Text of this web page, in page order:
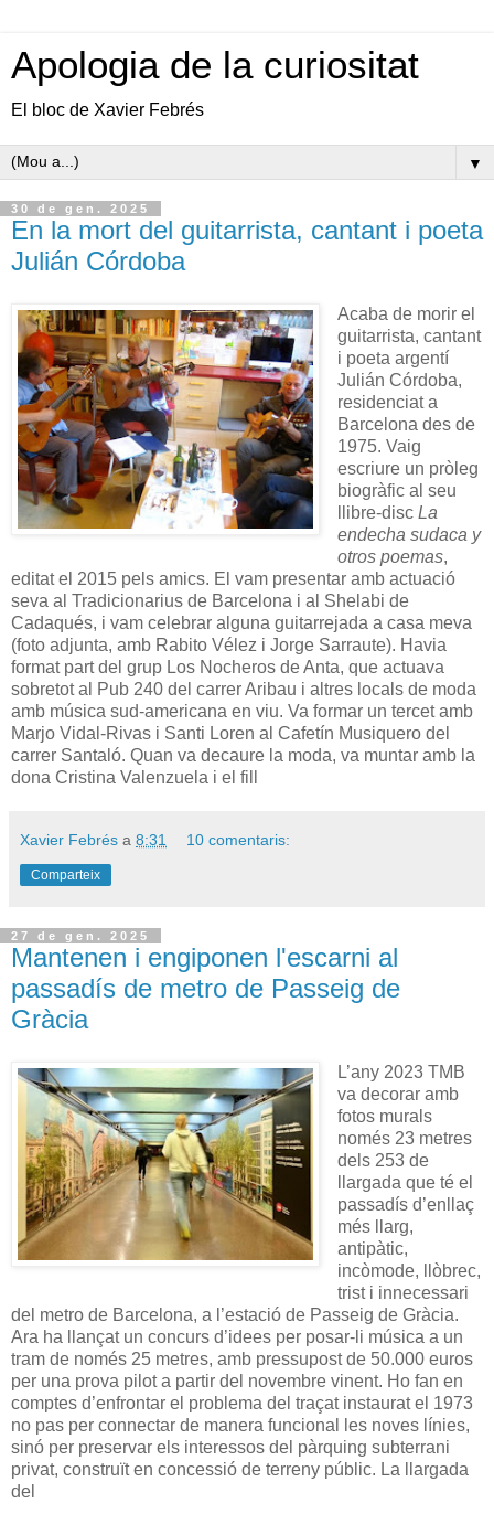
Apologia de la curiositat
El bloc de Xavier Febrés
▼
30 de gen. 2025
En la mort del guitarrista, cantant i poeta
Julián Córdoba
Acaba de morir el
guitarrista, cantant
i poeta argentí
Julián Córdoba,
residenciat a
Barcelona des de
1975. Vaig
escriure un pròleg
biogràfic al seu
llibre-discLa
endecha sudaca y
otros poemas,
editat el 2015 pels amics. El vam presentar amb actuació
seva al Tradicionarius de Barcelona i al Shelabi de
Cadaqués, i vam celebrar alguna guitarrejada a casa meva
(foto adjunta, amb Rabito Vélez i Jorge Sarraute). Havia
format part del grup Los Nocheros de Anta, que actuava
sobretot al Pub 240 del carrer Aribau i altres locals de moda
amb música sud-americana en viu. Va formar un tercet amb
Marjo Vidal-Rivas i Santi Loren al Cafetín Musiquero del
carrer Santaló. Quan va decaure la moda, va muntar amb la
dona Cristina Valenzuela i el fill
Xavier Febrés a 8:31 10 comentaris:
Comparteix
27 de gen. 2025
Mantenen i engiponen l'escarni al
passadís de metro de Passeig de
Gràcia
L’any 2023 TMB
va decorar amb
fotos murals
només 23 metres
dels 253 de
llargada que té el
passadís d’enllaç
més llarg,
antipàtic,
incòmode, llòbrec,
trist i innecessari
del metro de Barcelona, a l’estació de Passeig de Gràcia.
Ara ha llançat un concurs d’idees per posar-li música a un
tram de només 25 metres, amb pressupost de 50.000 euros
per una prova pilot a partir del novembre vinent. Ho fan en
comptes d’enfrontar el problema del traçat instaurat el 1973
no pas per connectar de manera funcional les noves línies,
sinó per preservar els interessos del pàrquing subterrani
privat, construït en concessió de terreny públic. La llargada
del